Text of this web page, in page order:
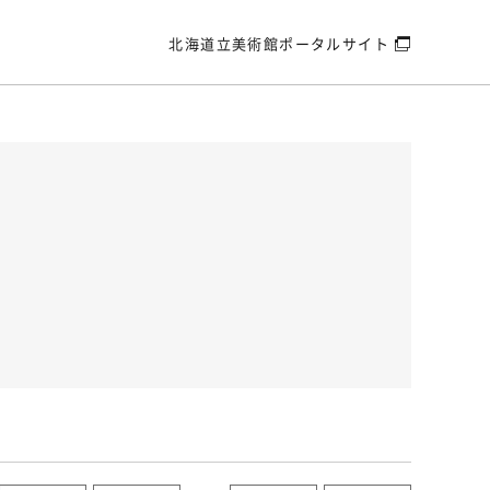
北海道立美術館ポータルサイト